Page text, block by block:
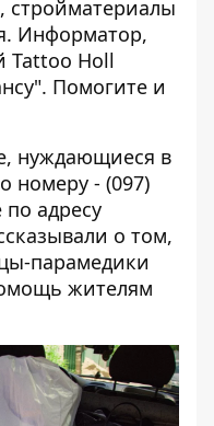
стройматериалы
Информатор,
Tattoo Holl
Помогите и
нуждающиеся в
номеру - (097)
адресу
о том,
парамедики
жителям